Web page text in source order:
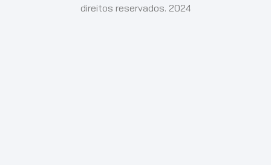
direitos reservados. 2024